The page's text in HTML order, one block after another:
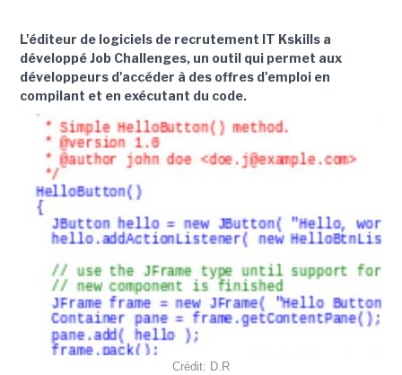
L'éditeur de logiciels de recrutement IT Kskills a
développé Job Challenges, un outil qui permet aux
développeurs d'accéder à des offres d'emploi en
compilant et en exécutant du code.
Crédit: D.R